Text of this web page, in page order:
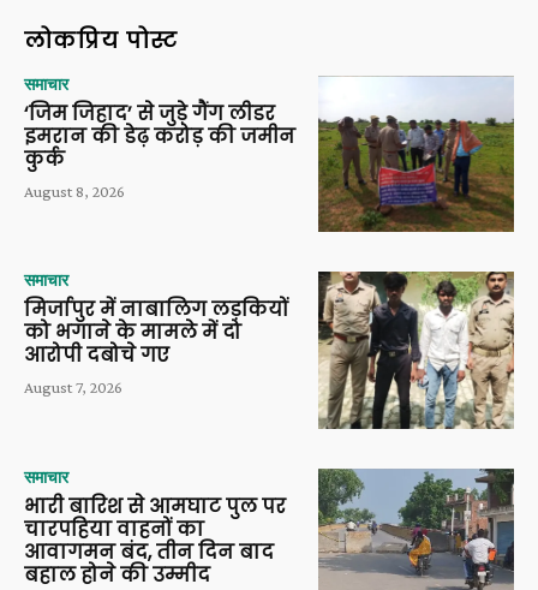
लोकप्रिय पोस्ट
समाचार
‘जिम जिहाद’ से जुड़े गैंग लीडर
इमरान की डेढ़ करोड़ की जमीन
कुर्क
August 8, 2026
समाचार
मिर्जापुर में नाबालिग लड़कियों
को भगाने के मामले में दो
आरोपी दबोचे गए
August 7, 2026
समाचार
भारी बारिश से आमघाट पुल पर
चारपहिया वाहनों का
आवागमन बंद, तीन दिन बाद
बहाल होने की उम्मीद